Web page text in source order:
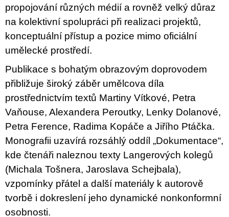
propojování různých médií a rovněž velký důraz
na kolektivní spolupráci při realizaci projektů,
konceptuální přístup a pozice mimo oficiální
umělecké prostředí.
Publikace s bohatým obrazovým doprovodem
přibližuje široký záběr umělcova díla
prostřednictvím textů Martiny Vítkové, Petra
Vaňouse, Alexandera Peroutky, Lenky Dolanové,
Petra Ference, Radima Kopáče a Jiřího Ptáčka.
Monografii uzavírá rozsáhlý oddíl „Dokumentace“,
kde čtenáři naleznou texty Langerových kolegů
(Michala Tošnera, Jaroslava Schejbala),
vzpomínky přátel a další materiály k autorově
tvorbě i dokreslení jeho dynamické nonkonformní
osobnosti.